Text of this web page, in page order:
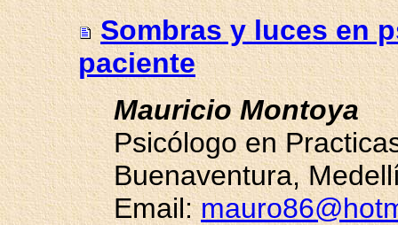
Sombras y luces en
paciente
Mauricio Montoya
Psicólogo en
Buenaventura,
Email: